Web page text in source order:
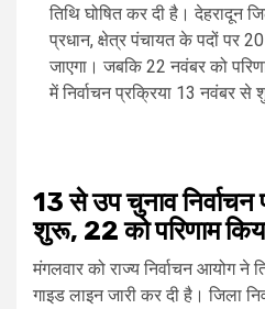
तिथि घोषित कर दी है। देहरादून
प्रधान, क्षेत्र पंचायत के पदों पर
जाएगा। जबकि 22 नवंबर को
में निर्वाचन प्रक्रिया 13 नवंबर से
13 से उप चुनाव निर्वाचन
शुरू, 22 को परिणाम किया
मंगलवार को राज्य निर्वाचन आयोग ने
गाइड लाइन जारी कर दी है। जिला